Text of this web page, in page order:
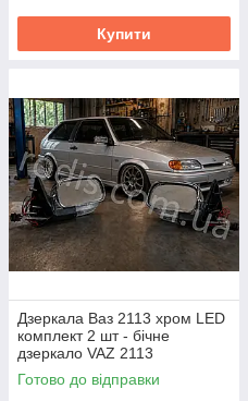
Купити
Дзеркала Ваз 2113 хром LED
комплект 2 шт - бічне
дзеркало VAZ 2113
Готово до відправки